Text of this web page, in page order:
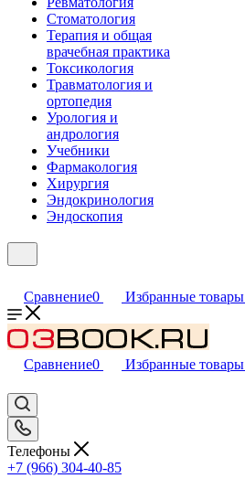
Стоматология
Терапия и общая
врачебная практика
Токсикология
Травматология и
ортопедия
Урология и
андрология
Учебники
Фармакология
Хирургия
Эндокринология
Эндоскопия
Сравнение0 Избранные товары
Сравнение0 Избранные товары
Телефоны
+7 (966) 304-40-85